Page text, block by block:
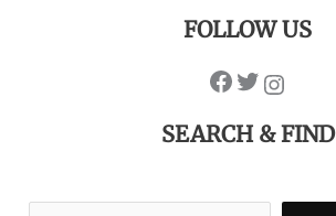
FOLLOW US
SEARCH & FIND